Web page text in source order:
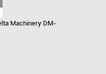
Machinery DM-